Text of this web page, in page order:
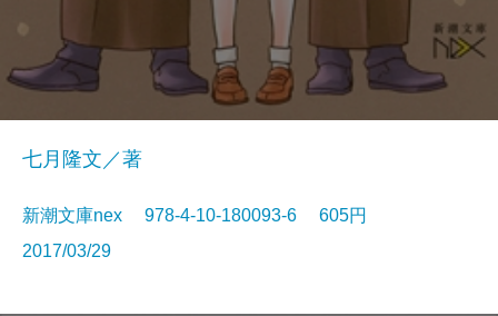
七月隆文／著
新潮文庫nex 978-4-10-180093-6 605円
2017/03/29